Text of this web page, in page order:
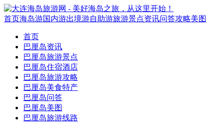
首页海岛游国内游出境游自助游旅游景点资讯问答攻略美图
首页
巴厘岛资讯
巴厘岛旅游景点
巴厘岛住宿酒店
巴厘岛旅游攻略
巴厘岛美食特产
巴厘岛问答
巴厘岛美图
巴厘岛旅游线路